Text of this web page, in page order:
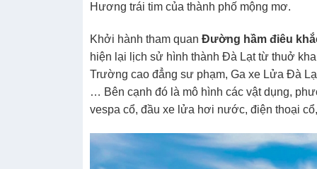
Hương trái tim của thành phố mộng mơ.
Khởi hành tham quanĐường hầm điêu
hiện lại lịch sử hình thành Đà Lạt từ thuở
Trường cao đẳng sư phạm, Ga xe Lửa Đà
… Bên cạnh đó là mô hình các vật dụng,
vespa cổ, đầu xe lửa hơi nước, điện thoại